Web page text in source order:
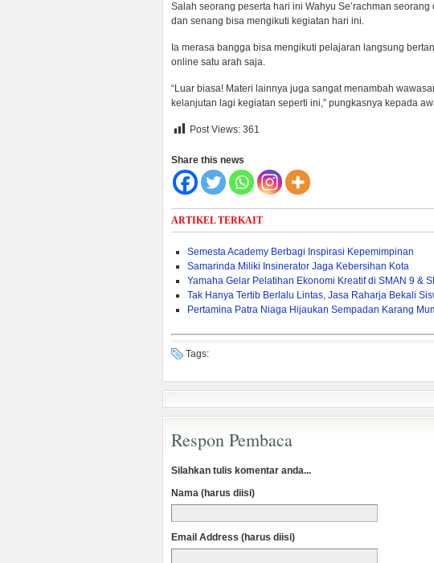
Salah seorang peserta hari ini Wahyu Se’rachman
dan senang bisa mengikuti kegiatan hari ini.
Ia merasa bangga bisa mengikuti pelajaran langsung
online satu arah saja.
“Luar biasa! Materi lainnya juga sangat menambah
kelanjutan lagi kegiatan seperti ini,” pungkasnya kepada
Post Views: 361
Share this news
ARTIKEL TERKAIT
Semesta Academy Berbagi Inspirasi Kepemimpinan
Samarinda Miliki Insinerator Jaga Kebersihan Kota
Yamaha Gelar Pelatihan Ekonomi Kreatif di SMAN 9 &
Tak Hanya Tertib Berlalu Lintas, Jasa Raharja Bekali
Pertamina Patra Niaga Hijaukan Sempadan Karang
Tags:
Respon Pembaca
Silahkan tulis komentar anda...
Nama (harus diisi)
Email Address (harus diisi)